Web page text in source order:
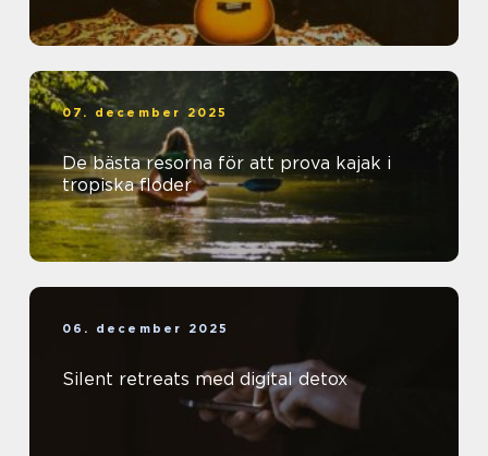
07. december 2025
De bästa resorna för att prova kajak i
tropiska floder
06. december 2025
Silent retreats med digital detox